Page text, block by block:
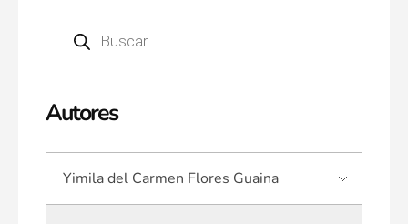
Autores